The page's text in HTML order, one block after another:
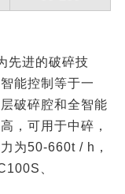
先进的破碎技
能控制等于一
破碎腔和全智能
，可用于中碎，
为50-660t / h，
、